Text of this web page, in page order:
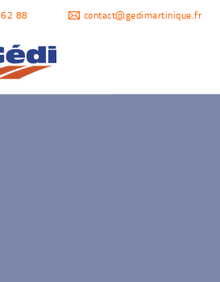
88 contact@gedimartinique.fr